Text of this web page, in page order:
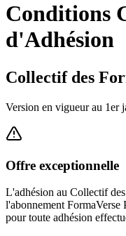
Conditions
d'Adhésion
Collectif des
Version en vigueur au 1er
Offre exceptionnelle
L'adhésion au Collectif
l'abonnement FormaVerse
pour toute adhésion